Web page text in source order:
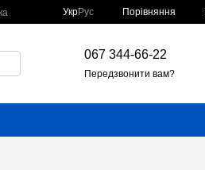
УкрРус Порівняння
067 344-66-22
Передзвонити вам?